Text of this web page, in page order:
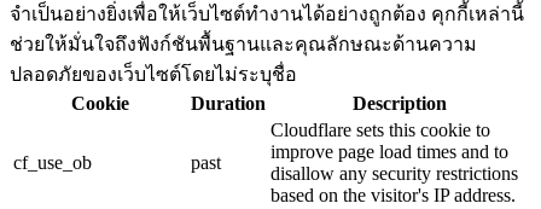
จำเป็นอย่างยิ่งเพื่อให้เว็บไซต์ทำงานได้อย่างถูกต้อง คุกกี้เหล่านี้
ช่วยให้มั่นใจถึงฟังก์ชันพื้นฐานและคุณลักษณะด้านความ
ปลอดภัยของเว็บไซต์โดยไม่ระบุชื่อ
Cookie
Duration Description
cf_use_ob past
Cloudflare sets this cookie to
improve page load times and to
disallow any security restrictions
based on the visitor's IP address.